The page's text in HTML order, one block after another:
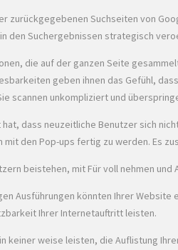
zurückgegebenen Suchseiten von
den Suchergebnissen strategisch
die auf der ganzen Seite
geben ihnen das Gefühl,
scannen unkompliziert und
dass neuzeitliche Benutzer sich
mit den Pop-ups fertig zu werden. Es
beistehen, mit Für voll nehmen und
Ausführungen könnten Ihrer Website
Ihrer Internetauftritt leisten.
keiner weise leisten, die Auflistung